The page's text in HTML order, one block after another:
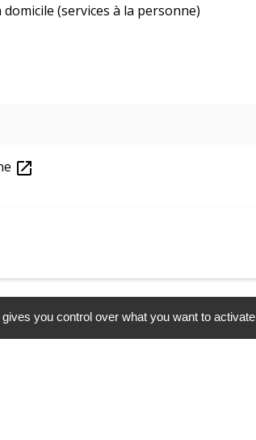
(services à la personne)
open_in_new
you control over what you want to activate